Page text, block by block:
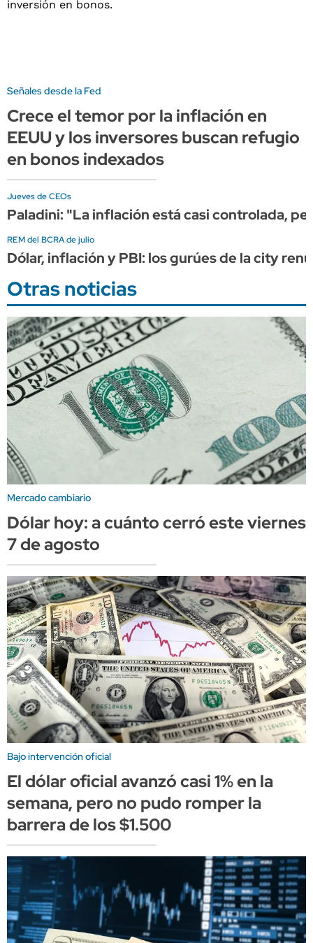
Señales desde la Fed
Crece el temor por la inflación en
EEUU y los inversores buscan refugio
en bonos indexados
Jueves de CEOs
Paladini: "La inflación está casi controlada,
REM del BCRA de julio
Dólar, inflación y PBI: los gurúes de la city
Otras noticias
Mercado cambiario
Dólar hoy: a cuánto cerró este viernes
7 de agosto
Bajo intervención oficial
El dólar oficial avanzó casi 1% en la
semana, pero no pudo romper la
barrera de los $1.500